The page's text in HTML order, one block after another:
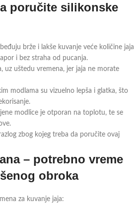
poručite silikonske
brže i lakše kuvanje veće količine jaja
i bez straha od pucanja.
uz uštedu vremena, jer jaja ne morate
modlama su vizuelno lepša i glatka, što
modlice je otporan na toplotu, te se
zbog kojeg treba da poručite ovaj
– potrebno vreme
obroka
za kuvanje jaja: